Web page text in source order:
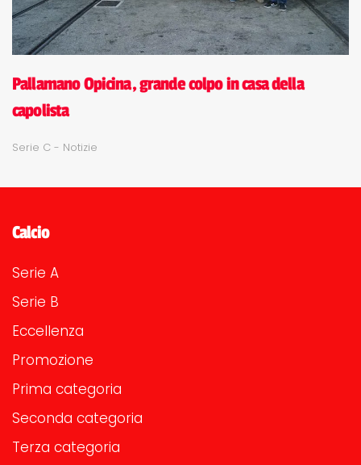
Pallamano Opicina, grande colpo in casa della
capolista
Serie C - Notizie
Calcio
Serie A
Serie B
Eccellenza
Promozione
Prima categoria
Seconda categoria
Terza categoria